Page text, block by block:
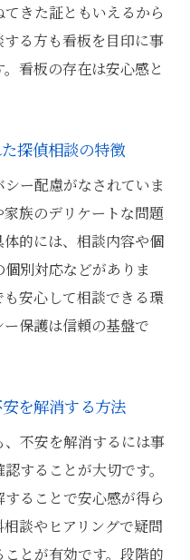
きた証ともいえるから
る方も看板を目印に事
看板の存在は安心感と
探偵相談の特徴
ー配慮がなされていま
族のデリケートな問題
的には、相談内容や個
別対応などがありま
安心して相談できる環
保護は信頼の基盤で
を解消する方法
不安を解消するには事
することが大切です。
ることで安心感が得ら
談やヒアリングで疑問
とが有効です。段階的